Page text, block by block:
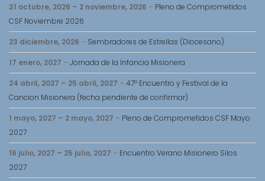
31 octubre, 2026 – 2 noviembre, 2026 – Pleno de Comprometidos
CSF Noviembre 2026
23 diciembre, 2026 – Sembradores de Estrellas (Diocesano)
17 enero, 2027 – Jornada de la Infancia Misionera
24 abril, 2027 – 25 abril, 2027 – 47º Encuentro y Festival de la
Cancion Misionera (fecha pendiente de confirmar)
1 mayo, 2027 – 2 mayo, 2027 – Pleno de Comprometidos CSF Mayo
2027
16 julio, 2027 – 25 julio, 2027 – Encuentro Verano Misionero Silos
2027